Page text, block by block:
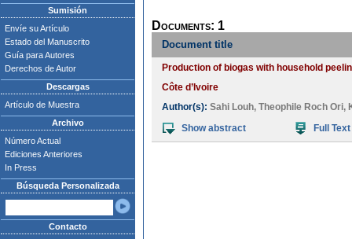
Sumisión
Envíe su Artículo
Estado del Manuscrito
Guía para Autores
Derechos de Autor
Descargas
Artículo de Muestra
Archivo
Número Actual
Ediciones Anteriores
In Press
Búsqueda Personalizada
Contacto
Documents: 1
Document title
Production of biogas with household
Côte d’Ivoire
Author(s): Sahi Louh, Theophile Roch Ori,
Show abstract
Full Text